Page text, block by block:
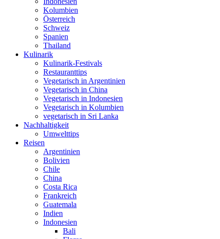
Kolumbien
Österreich
Schweiz
Spanien
Thailand
Kulinarik
Kulinarik-Festivals
Restauranttips
Vegetarisch in Argentinien
Vegetarisch in China
Vegetarisch in Indonesien
Vegetarisch in Kolumbien
vegetarisch in Sri Lanka
Nachhaltigkeit
Umwelttips
Reisen
Argentinien
Bolivien
Chile
China
Costa Rica
Frankreich
Guatemala
Indien
Indonesien
Bali